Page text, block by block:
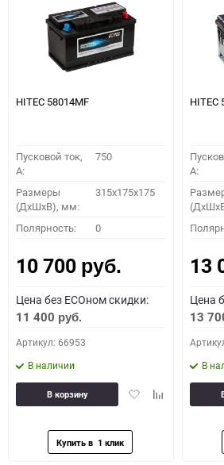
HITEC 58014MF
Пусковой ток,
A:
750
Размеры
(ДхШхВ), мм:
315x175x175
Полярность: 0
10 700 руб.
Цена без ECOном скидки:
11 400 руб.
Артикул: 66953
В наличии
ДобавитьДобавить
В корзину
HITEC
A:
13
Цена
13
В